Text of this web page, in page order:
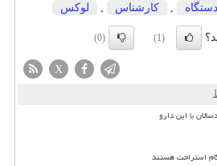
دستگاه كارشناس لوكس
(1)
(0)
X
با این دارو
استراحت هستند